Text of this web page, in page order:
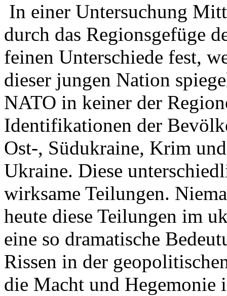
In einer Untersuchung
durch das Regionsgefüge
feinen Unterschiede fest,
dieser jungen Nation
NATO in keiner der
Identifikationen der
Ost-, Südukraine, Krim
Ukraine. Diese
wirksame Teilungen.
heute diese Teilungen im
eine so dramatische
Rissen in der
die Macht und Hegemonie